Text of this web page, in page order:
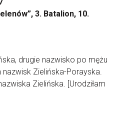
3. Batalion, 10.
drugie nazwisko po mężu
Zielińska-Porayska.
Zielińska. [Urodziłam